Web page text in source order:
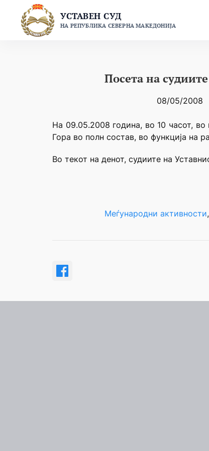
content
УСТАВЕН СУД
НА РЕПУБЛИКА СЕВЕРНА МАКЕДОНИЈА
Посета на
08/05/2008
На 09.05.2008 година, во 10 часот, во
Гора во полн состав, во функција на
Во текот на денот, судиите на
Меѓународни активности,